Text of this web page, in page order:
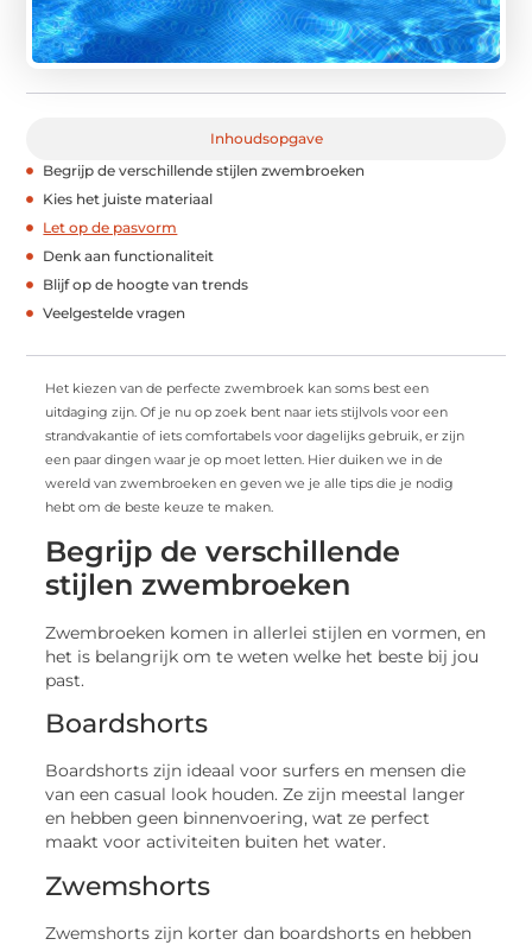
Inhoudsopgave
Begrijp de verschillende stijlen zwembroeken
Kies het juiste materiaal
Let op de pasvorm
Denk aan functionaliteit
Blijf op de hoogte van trends
Veelgestelde vragen
Het kiezen van de perfecte zwembroek kan soms best een
uitdaging zijn. Of je nu op zoek bent naar iets stijlvols voor een
strandvakantie of iets comfortabels voor dagelijks gebruik, er zijn
een paar dingen waar je op moet letten. Hier duiken we in de
wereld van zwembroeken en geven we je alle tips die je nodig
hebt om de beste keuze te maken.
Begrijp de verschillende
stijlen zwembroeken
Zwembroeken komen in allerlei stijlen en vormen, en
het is belangrijk om te weten welke het beste bij jou
past.
Boardshorts
Boardshorts zijn ideaal voor surfers en mensen die
van een casual look houden. Ze zijn meestal langer
en hebben geen binnenvoering, wat ze perfect
maakt voor activiteiten buiten het water.
Zwemshorts
Zwemshorts zijn korter dan boardshorts en hebben